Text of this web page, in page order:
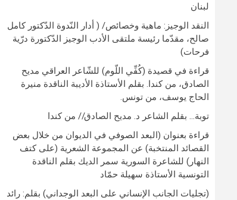
لبنان
النقد الوجيز: ماهية وخصائص/ ( أدار النّدوة الدّكتور كامل
صالح، مقدّما رئيسة ملتقى الأدب الوجيز الدّكتورة درّية
فرحات)
قراءة في قصيدة (كُفِّي اللّوم) للشّاعر العراقي مديح
الصادق، من كندا. بقلم الأستاذة الأديبة الناقدة منيرة
الحاج يوسف، من تونس.
توبة… بقلم الشاعر د. مديح الصادق// من كندا
قراءة بعنوان (البعد الصوفي في الديوان من خلال بعض
القصائد المنتخبة) عن المجموعة الشعرية (على كتف
النهار) للشاعرة السورية سمر الديك بقلم الناقدة
التونسية الأستاذة سهيلة حمّاد
(تجليات الجانب الإنساني على البعد الوجداني) بقلم: رائد